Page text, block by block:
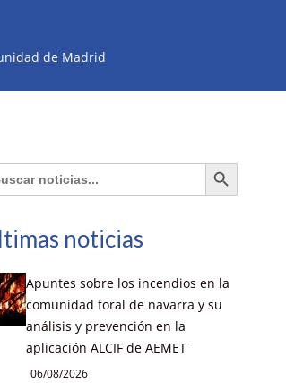
de Madrid
Botón de búsqueda
noticias
Apuntes sobre los incendios en la
comunidad foral de navarra y su
análisis y prevención en la
aplicación ALCIF de AEMET
06/08/2026